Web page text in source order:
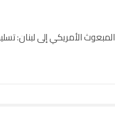
المبعوث الأمريكي إلى لبنان: